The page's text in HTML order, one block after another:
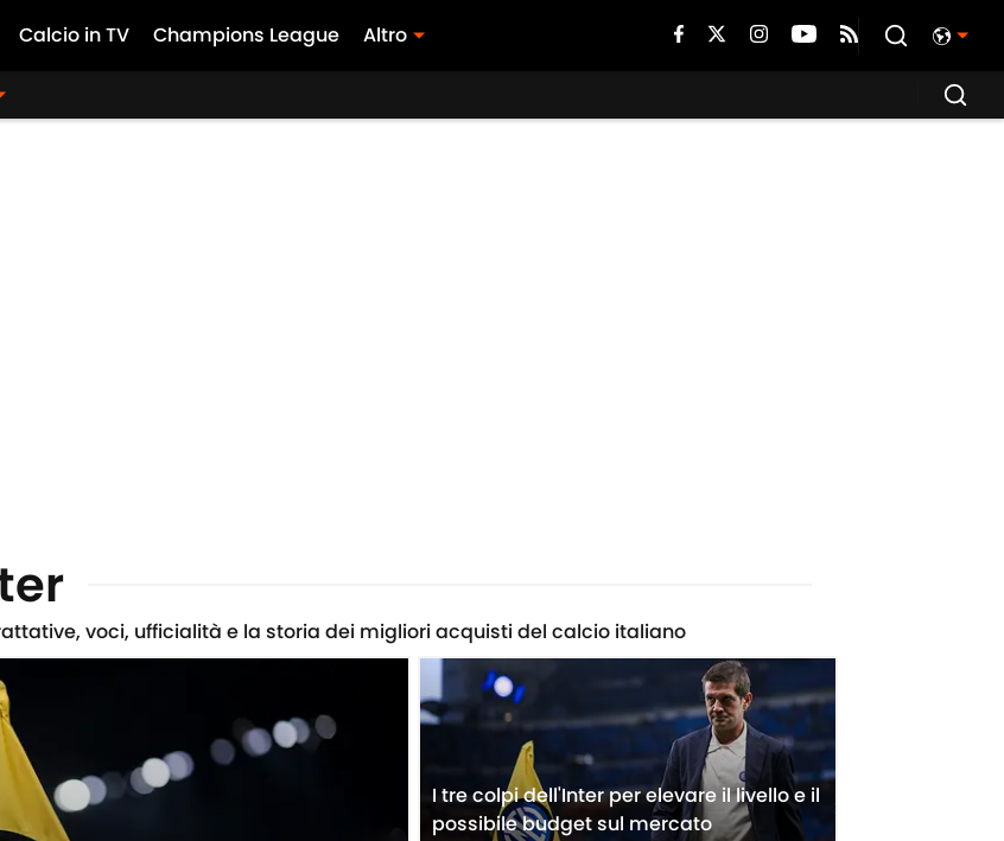
Calcio in TV Champions League Altro
voci, ufficialità e la storia dei migliori acquisti del calcio italiano
I tre colpi dell'Inter per elevare il livello e il
possibile budget sul mercato